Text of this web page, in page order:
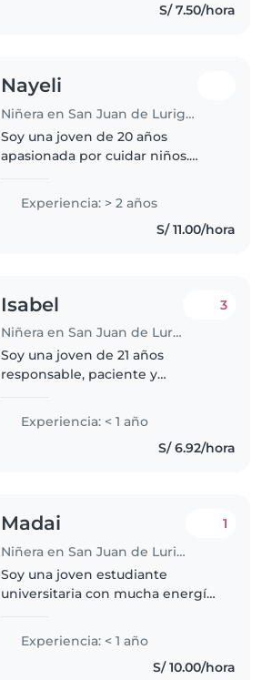
S/ 7.50/hora
Nayeli
Niñera en San Juan de Lurigancho
Soy una joven de 20 años
apasionada por cuidar niños.
niños de diferentes edades,
desde preescolares hasta
Experiencia: > 2 años
S/ 11.00/hora
Isabel
Niñera en San Juan de Lurigancho
3
Soy una joven de 21 años
responsable, paciente y
con niños. Aunque no tengo
mucha experiencia en bebes , he
disfrutado mucho cuidando de
Experiencia: < 1 año
S/ 6.92/hora
Madai
Niñera en San Juan de Lurigancho
1
Soy una joven estudiante
universitaria con mucha energía
experiencia cuidando a niños en
edad preescolar y en edad de
guardería, y me encanta
Experiencia: < 1 año
S/ 10.00/hora